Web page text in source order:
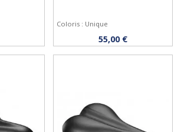
Acheter
Coloris : Unique
55,00 €